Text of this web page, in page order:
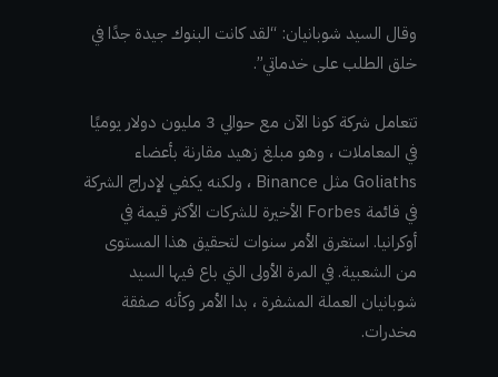
وقال السيد شوبانيان: “لقد كانت البنوك جيدة جدًا في
خلق الطلب على خدماتي”.
تتعامل شركة كونا الآن مع حوالي 3 مليون دولار يوميًا
في المعاملات ، وهو مبلغ زهيد مقارنة بأعضاء
Goliaths مثل Binance ، ولكنه يكفي لإدراج الشركة
في قائمة Forbes الأخيرة للشركات الأكثر قيمة في
أوكرانيا. استغرق الأمر سنوات لتحقيق هذا المستوى
من الشعبية. في المرة الأولى التي باع فيها السيد
شوبانيان العملة المشفرة ، بدا الأمر وكأنه صفقة
مخدرات.